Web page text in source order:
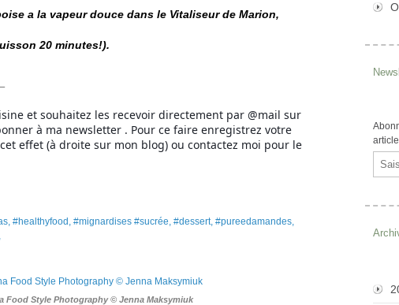
a la vapeur douce dans le Vitaliseur de Marion,
20 minutes!).
et souhaitez les recevoir directement par @mail sur
à ma newsletter . Pour ce faire enregistrez votre
effet (à droite sur mon blog) ou contactez moi pour le
#healthyfood, #mignardises #sucrée, #dessert, #pureedamandes,
Food Style Photography © Jenna Maksymiuk
Email